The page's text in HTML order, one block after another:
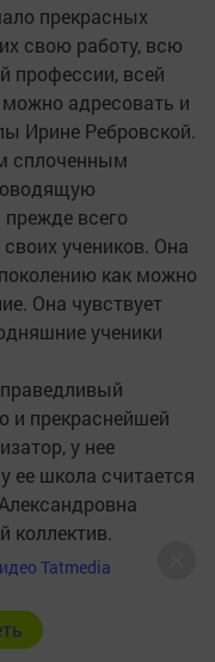
прекрасных
свою работу, всю
профессии, всей
адресовать и
Ирине Ребровской.
сплоченным
всего
учеников. Она
как можно
Она чувствует
ученики
и прекраснейшей
у нее
ее школа считается
коллектив.
и дружная семья,
что все коллеги и
быть
динамичной и
Tatmedia